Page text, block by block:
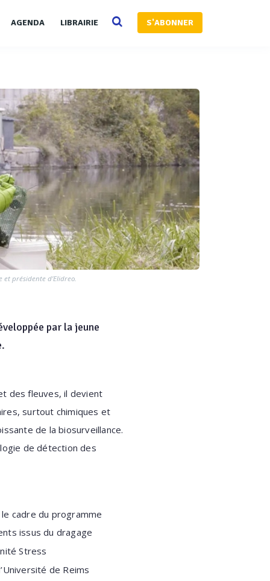
AGENDA LIBRAIRIE S'ABONNER
présidente d’Elidreo.
par la jeune
des fleuves, il devient
surtout chimiques et
de la biosurveillance.
de détection des
cadre du programme
issus du dragage
Stress
de Reims